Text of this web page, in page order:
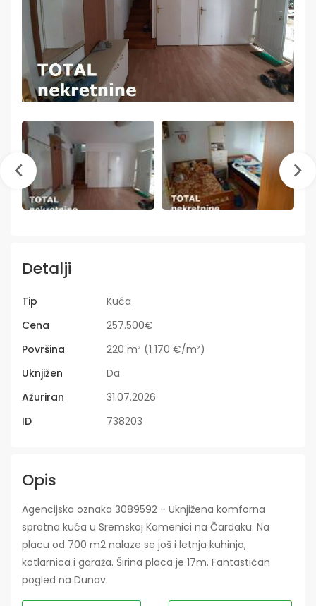
Detalji
Tip
Kuća
Cena
257.500€
Površina
220 m² (1 170 €/m²)
Uknjižen
Da
Ažuriran
31.07.2026
ID
738203
Opis
Agencijska oznaka 3089592 - Uknjižena komforna
spratna kuća u Sremskoj Kamenici na Čardaku. Na
placu od 700 m2 nalaze se još i letnja kuhinja,
kotlarnica i garaža. Širina placa je 17m. Fantastičan
pogled na Dunav.